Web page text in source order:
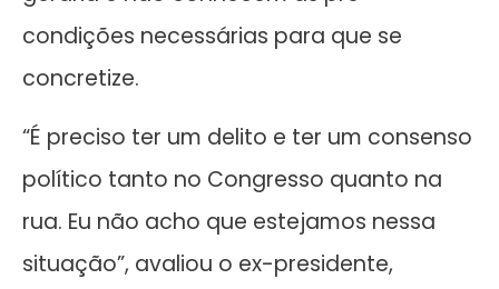
condições necessárias para que se
concretize.
“É preciso ter um delito e ter um consenso
político tanto no Congresso quanto na
rua. Eu não acho que estejamos nessa
situação”, avaliou o ex-presidente,